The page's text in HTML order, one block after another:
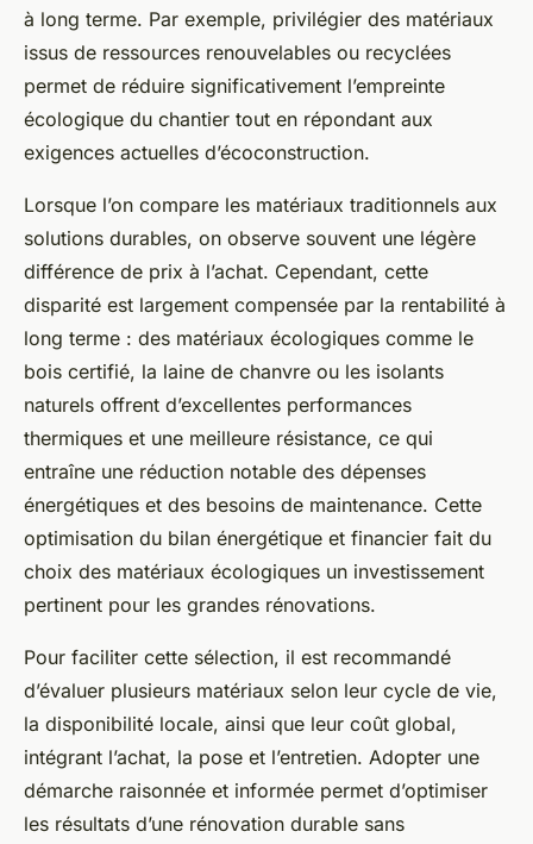
à long terme. Par exemple, privilégier des matériaux
issus de ressources renouvelables ou recyclées
permet de réduire significativement l’empreinte
écologique du chantier tout en répondant aux
exigences actuelles d’écoconstruction.
Lorsque l’on compare les matériaux traditionnels aux
solutions durables, on observe souvent une légère
différence de prix à l’achat. Cependant, cette
disparité est largement compensée par la rentabilité à
long terme : des matériaux écologiques comme le
bois certifié, la laine de chanvre ou les isolants
naturels offrent d’excellentes performances
thermiques et une meilleure résistance, ce qui
entraîne une réduction notable des dépenses
énergétiques et des besoins de maintenance. Cette
optimisation du bilan énergétique et financier fait du
choix des matériaux écologiques un investissement
pertinent pour les grandes rénovations.
Pour faciliter cette sélection, il est recommandé
d’évaluer plusieurs matériaux selon leur cycle de vie,
la disponibilité locale, ainsi que leur coût global,
intégrant l’achat, la pose et l’entretien. Adopter une
démarche raisonnée et informée permet d’optimiser
les résultats d’une rénovation durable sans